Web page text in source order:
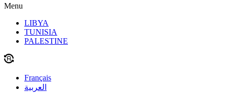
Menu
LIBYA
TUNISIA
PALESTINE
Français
العربية